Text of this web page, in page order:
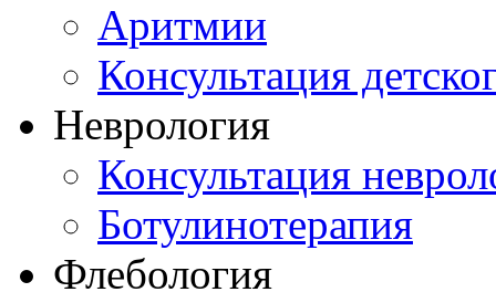
Аритмии
Консультация
Неврология
Консультация
Ботулинотерапия
Флебология